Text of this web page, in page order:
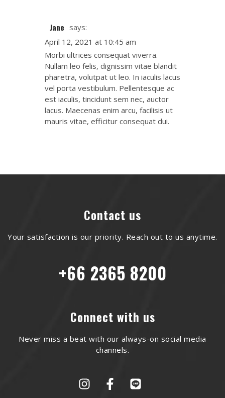
Jane says:
April 12, 2021 at 10:45 am
Morbi ultrices consequat viverra.
Nullam leo felis, dignissim vitae blandit
pharetra, volutpat ut leo. In iaculis lacus
vel porta vestibulum. Pellentesque ac
est iaculis, tincidunt sem nec, auctor
lacus. Maecenas enim arcu, facilisis ut
mauris vitae, efficitur consequat dui.
Contact us
Your satisfaction is our priority. Reach out to us anytime.
+66 2365 8200
Connect with us
Never miss a beat with our always-on social media
channels.